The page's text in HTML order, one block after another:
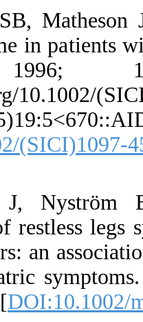
3.
legs
https://
[
4.
18 to 64
1159-63.